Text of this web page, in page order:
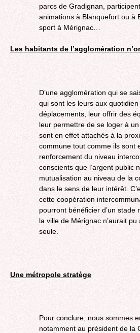
parcs de Gradignan,
animations à Blanquefort ou à
sport à Mérignac…
Les habitants de l’agglomération
D’une agglomération qui se
qui sont les leurs aux
déplacements, leur offrir des
leur permettre de se loger à
sont en effet attachés à la
commune tout comme ils sont
renforcement du niveau
conscients que l’argent public
mutualisation au niveau de la
dans le sens de leur intérêt.
cette coopération
pourront bénéficier d’un stade
la ville de Mérignac n’aurait
seule.
Une métropole stratège
Pour conclure, nous sommes
notamment au président de la